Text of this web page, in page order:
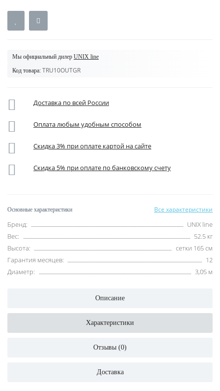
Мы официальный дилер UNIX line
Код товара: TRU10OUTGR
Доставка по всей России
Оплата любым удобным способом
Скидка 3% при оплате картой на сайте
Скидка 5% при оплате по банковскому счету
Основные характеристики Все характеристики
Бренд:
UNIX line
Вес:
52.5 кг
Высота:
сетки 165 см
Гарантия месяцев:
12
Диаметр:
3,05 м
Описание
Характеристики
Отзывы (0)
Доставка